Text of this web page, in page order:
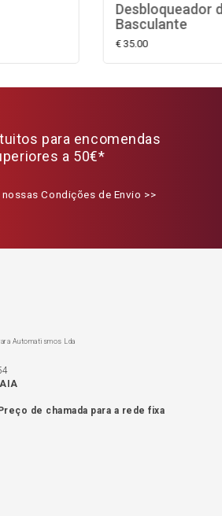
de porta Seccionada ou
para encomendas
a 50€*
Condições de Envio >>
Automatismos Lda
Preço de c hamada para a rede fixa